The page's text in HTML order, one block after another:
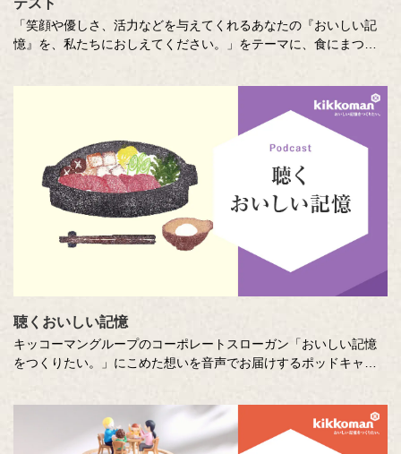
「笑顔や優しさ、活力などを与えてくれるあなたの『おいしい記
憶』を、私たちにおしえてください。」をテーマに、食にまつわ
各年代から数多くのこころあたたまる作品が寄せられています。
少し前向きになれる、今が大切になる。そんな「おいしい記憶」
をつづった、歴代の受賞作品をご紹介します。
聴くおいしい記憶
キッコーマングループのコーポレートスローガン「おいしい記憶
をつくりたい。」にこめた想いを音声でお届けするポッドキャス
ださい。」に寄せて特別に書き下ろしたエッセーを音声でお届け